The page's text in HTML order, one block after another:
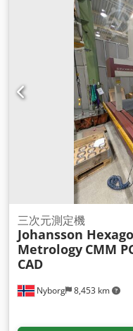
Nyborg 8,453 km
三次元測定機
Johansson
Metrology CMM
CAD